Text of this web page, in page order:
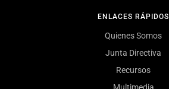
ENLACES RÁPIDOS
Quienes Somos
Junta Directiva
Recursos